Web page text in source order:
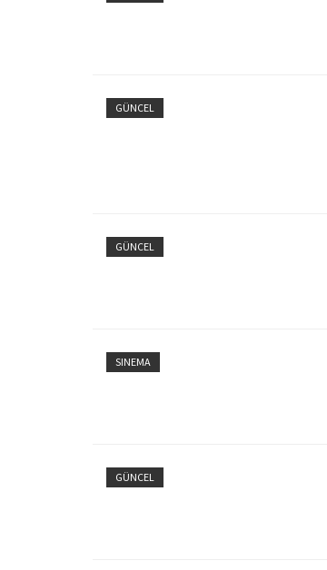
GÜNCEL
GÜNCEL
SINEMA
GÜNCEL